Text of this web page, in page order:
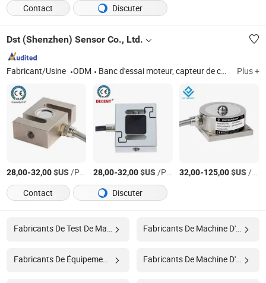
Contact
Discuter
Dst (Shenzhen) Sensor Co., Ltd.
Fabricant/Usine ODM Banc d'essai moteur, capteur de couple, cellule de charge, capteur de force multi-axial, module de pesée, capteur de force Plus +
28,00-32,00$US/Pièce 28,00-32,00$US/Pièce 32,00-125,00$US/Pièce
Contact
Discuter
Fabricants De Machine D'essai De Matériaux
Fabricants De Équipement De Test Textile Fabricants De Machine D'essai De Compression